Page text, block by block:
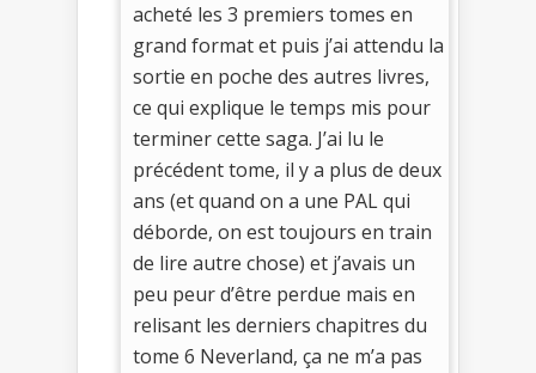
acheté les 3 premiers tomes en
grand format et puis j’ai attendu la
sortie en poche des autres livres,
ce qui explique le temps mis pour
terminer cette saga. J’ai lu le
précédent tome, il y a plus de deux
ans (et quand on a une PAL qui
déborde, on est toujours en train
de lire autre chose) et j’avais un
peu peur d’être perdue mais en
relisant les derniers chapitres du
tome 6 Neverland, ça ne m’a pas